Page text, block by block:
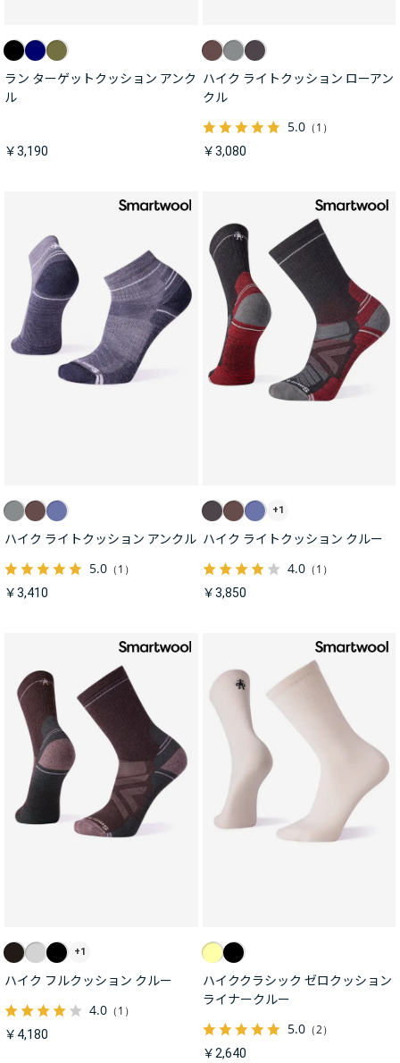
ラン ターゲットクッション アンク
ル
￥3,190
ハイク ライトクッション ローアン
クル
5.0（1）
￥3,080
ハイク ライトクッション アンクル
5.0 （1）
￥3,410
+1
ハイク ライトクッション クルー
4.0（1）
￥3,850
+1
ハイク フルクッション クルー
4.0 （1）
￥4,180
ハイククラシック ゼロクッション
ライナークルー
5.0（2）
￥2,640